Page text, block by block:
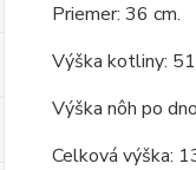
Priemer: 36 cm.
Výška kotliny:
Výška nôh po
Celková výška: